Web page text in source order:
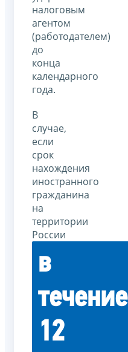
налоговым
агентом
(работодателем)
до
конца
календарного
года.
В
случае,
если
срок
нахождения
иностранного
гражданина
на
территории
России
в
течение
12